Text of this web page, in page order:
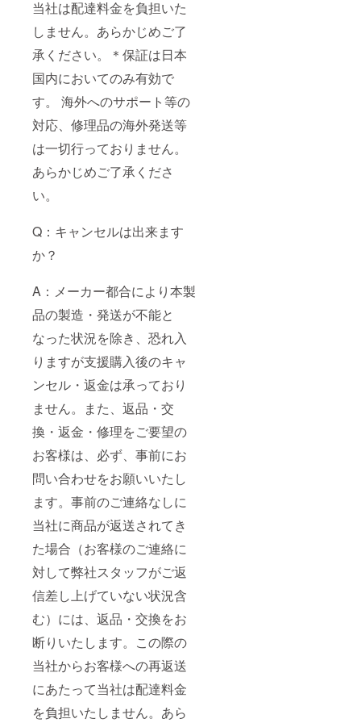
当社は配達料金を負担いた
しません。あらかじめご了
承ください。＊保証は日本
国内においてのみ有効で
す。 海外へのサポート等の
対応、修理品の海外発送等
は一切行っておりません。
あらかじめご了承くださ
い。
Q：キャンセルは出来ます
か？
A：メーカー都合により本製
品の製造・発送が不能と
なった状況を除き、恐れ入
りますが支援購入後のキャ
ンセル・返金は承っており
ません。また、返品・交
換・返金・修理をご要望の
お客様は、必ず、事前にお
問い合わせをお願いいたし
ます。事前のご連絡なしに
当社に商品が返送されてき
た場合（お客様のご連絡に
対して弊社スタッフがご返
信差し上げていない状況含
む）には、返品・交換をお
断りいたします。この際の
当社からお客様への再返送
にあたって当社は配達料金
を負担いたしません。あら